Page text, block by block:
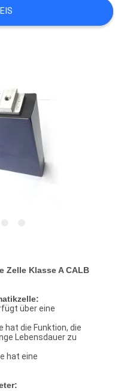
Zelle Klasse A CALB
über eine
hat die Funktion, die
Lebensdauer zu
hat eine